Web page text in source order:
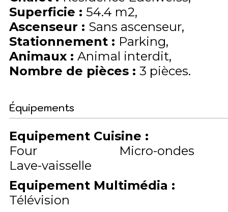
Superficie : 54.4 m2
Ascenseur : Sans ascenseur
Stationnement : Parking
Animaux : Animal interdit
Nombre de pièces : 3 pièces
Équipements
Equipement Cuisine :
Four
Micro-ondes
Lave-vaisselle
Equipement Multimédia :
Télévision